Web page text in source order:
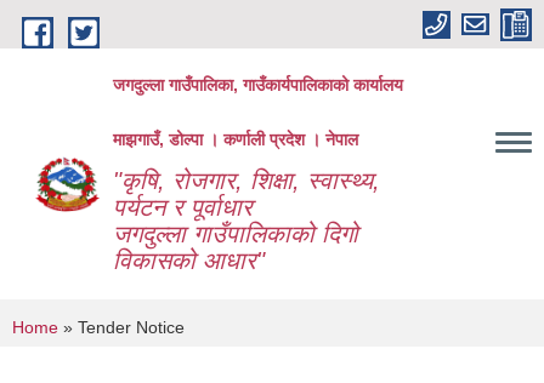
Skip to main content
जगदुल्ला गाउँपालिका, गाउँकार्यपालिकाको कार्यालय
माझगाउँ, डोल्पा । कर्णाली प्रदेश । नेपाल
"कृषि, रोजगार, शिक्षा, स्वास्थ्य,
पर्यटन र पूर्वाधार
जगदुल्ला गाउँपालिकाको दिगो
विकासको आधार"
You are here
Home » Tender Notice